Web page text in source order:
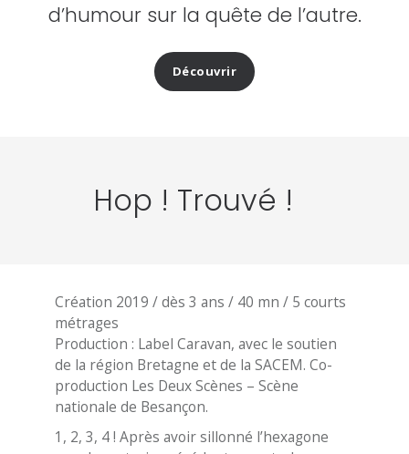
d’humour sur la quête de l’autre.
Découvrir
Hop ! Trouvé !
Création 2019 / dès 3 ans / 40 mn / 5 courts
métrages
Production : Label Caravan, avec le soutien
de la région Bretagne et de la SACEM. Co-
production Les Deux Scènes – Scène
nationale de Besançon.
1, 2, 3, 4 ! Après avoir sillonné l’hexagone